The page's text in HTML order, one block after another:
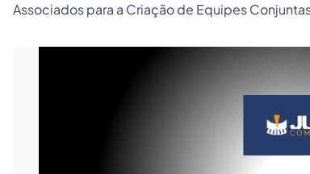
Associados para a Criação de Equipes